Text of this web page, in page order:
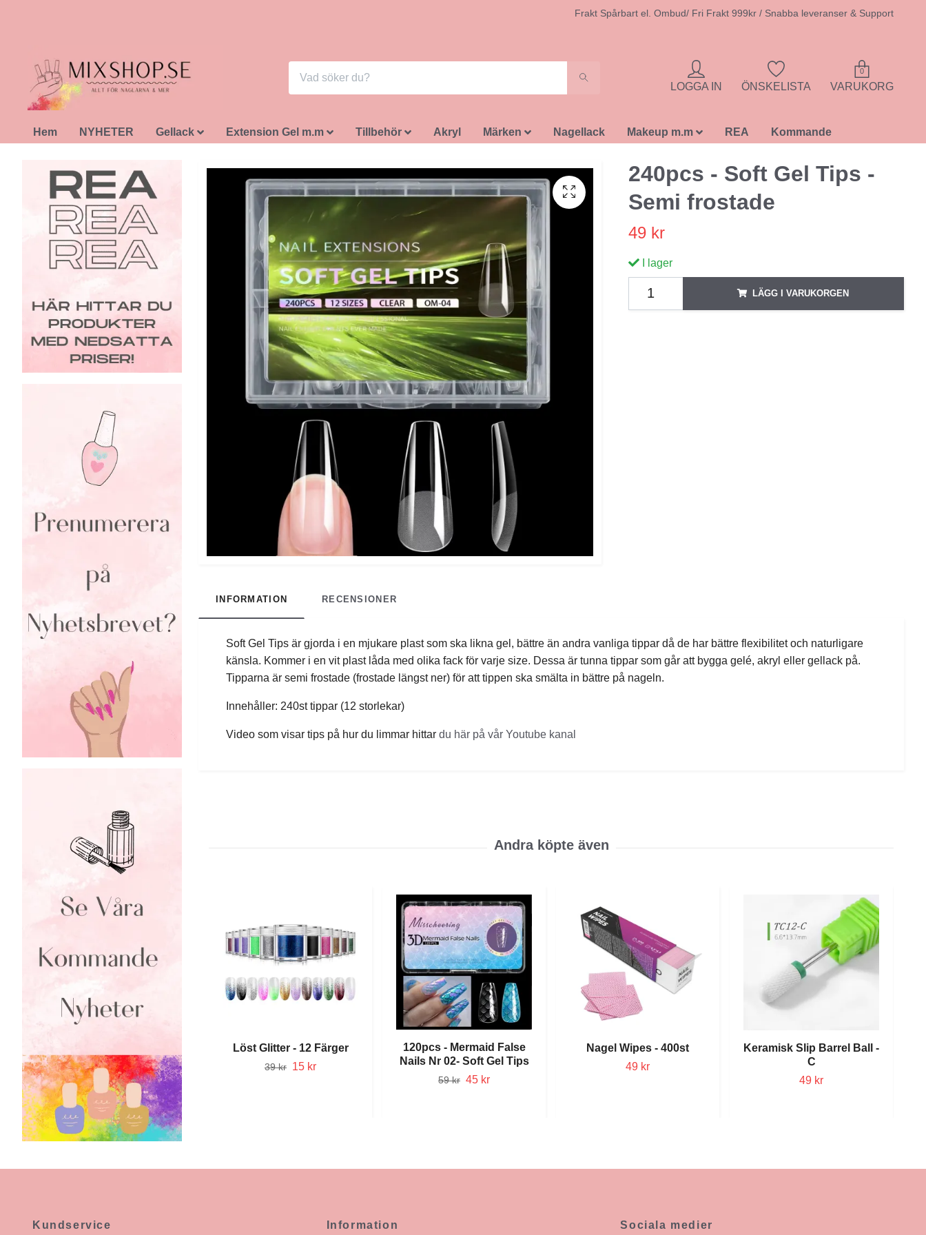
Frakt Spårbart el. Ombud/ Fri Frakt 999kr / Snabba leveranser & Support
LOGGA IN ÖNSKELISTA
0
VARUKORG
Hem NYHETER Gellack Extension Gel m.m Tillbehör Akryl Märken Nagellack Makeup m.m REA Kommande
240pcs - Soft Gel Tips -
Semi frostade
49 kr
I lager
LÄGG I VARUKORGEN
INFORMATION RECENSIONER
Soft Gel Tips är gjorda i en mjukare plast som ska likna gel, bättre än andra vanliga tippar då de har bättre flexibilitet och naturligare
känsla. Kommer i en vit plast låda med olika fack för varje size. Dessa är tunna tippar som går att bygga gelé, akryl eller gellack på.
Tipparna är semi frostade (frostade längst ner) för att tippen ska smälta in bättre på nageln.
Innehåller: 240st tippar (12 storlekar)
Video som visar tips på hur du limmar hittar du här på vår Youtube kanal
Löst Glitter - 12 Färger
39 kr 15 kr
120pcs - Mermaid False
Nails Nr 02- Soft Gel Tips
59 kr 45 kr
Nagel Wipes - 400st
49 kr
Keramisk Slip Barrel Ball -
C
49 kr
Kundservice Information Sociala medier